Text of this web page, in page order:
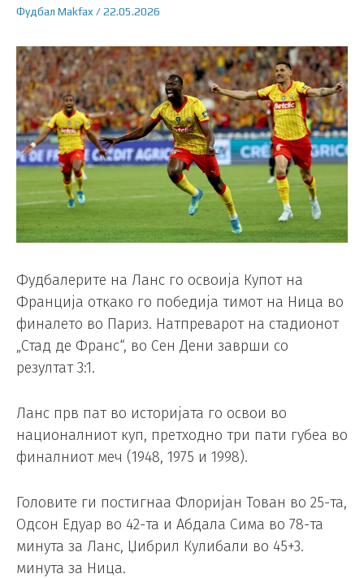
Фудбал Makfax /22.05.2026
Фудбалерите на Ланс го освоија Купот на
Франција откако го победија тимот на Ница во
финалето во Париз. Натпреварот на стадионот
„Стад де Франс“, во Сен Дени заврши со
резултат 3:1.
Ланс прв пат во историјата го освои во
националниот куп, претходно три пати губеа во
финалниот меч (1948, 1975 и 1998).
Головите ги постигнаа Флоријан Тован во 25-та,
Одсон Едуар во 42-та и Абдала Сима во 78-та
минута за Ланс, Џибрил Кулибали во 45+3.
минута за Ница.